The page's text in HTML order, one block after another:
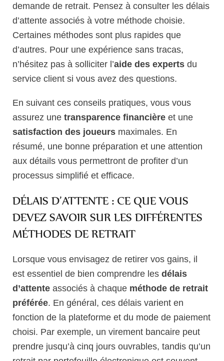
demande de retrait. Pensez à consulter les délais
d’attente associés à votre méthode choisie.
Certaines méthodes sont plus rapides que
d’autres. Pour une expérience sans tracas,
n’hésitez pas à solliciter l’aide des experts du
service client si vous avez des questions.
En suivant ces conseils pratiques, vous vous
assurez une transparence financière et une
satisfaction des joueurs maximales. En
résumé, une bonne préparation et une attention
aux détails vous permettront de profiter d’un
processus simplifié et efficace.
DÉLAIS D’ATTENTE : CE QUE VOUS
DEVEZ SAVOIR SUR LES DIFFÉRENTES
MÉTHODES DE RETRAIT
Lorsque vous envisagez de retirer vos gains, il
est essentiel de bien comprendre les délais
d’attente associés à chaque méthode de retrait
préférée. En général, ces délais varient en
fonction de la plateforme et du mode de paiement
choisi. Par exemple, un virement bancaire peut
prendre jusqu’à cinq jours ouvrables, tandis qu’un